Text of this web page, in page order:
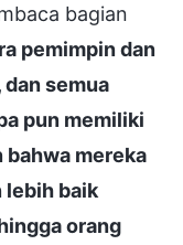
bagian
pemimpin dan
semua
pun memiliki
mereka
lebih baik
orang